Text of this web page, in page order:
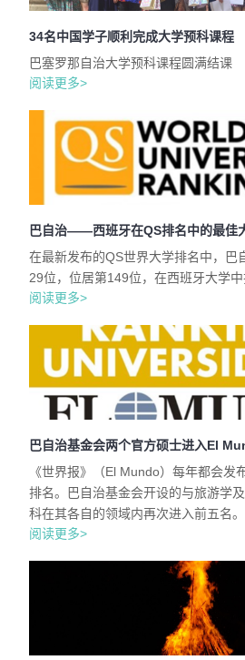
34名中国学子顺利完成大学预科课程
巴塞罗那自治大学预科课程圆满结课
阅读更多>
巴自治——西班牙在QS排名中的最佳
在最新发布的QS世界大学排名中，巴
29位，位居第149位，在西班牙大学中
阅读更多>
巴自治基金会两个官方硕士进入El
《世界报》（El Mundo）每年都会发
排名。巴自治基金会开设的与旅游学
科在其各自的领域内再次进入前五名。
阅读更多>